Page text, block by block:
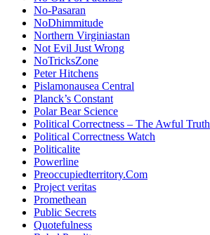
No-Pasaran
NoDhimmitude
Northern Virginiastan
Not Evil Just Wrong
NoTricksZone
Peter Hitchens
Pislamonausea Central
Planck’s Constant
Polar Bear Science
Political Correctness – The Awful Truth
Political Correctness Watch
Politicalite
Powerline
Preoccupiedterritory.Com
Project veritas
Promethean
Public Secrets
Quotefulness